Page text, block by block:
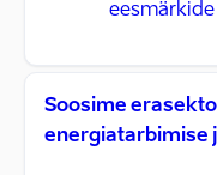
Soosime
energiatarbimise